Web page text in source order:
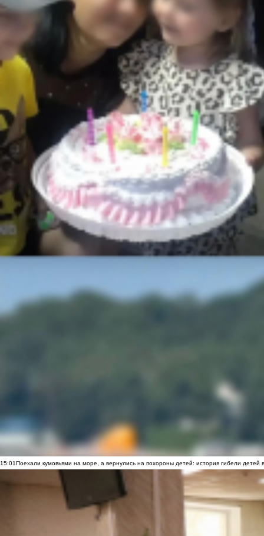
15:01Поехали кумовьями на море, а вернулись на похороны детей: история гибели детей